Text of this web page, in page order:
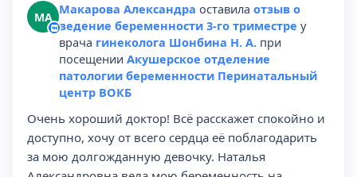
МА Макарова Александра оставила отзыв о
ведение беременности 3-го триместре у
врача гинеколога Шонбина Н. А. при
посещении Акушерское отделение
патологии беременности Перинатальный
центр ВОКБ
Очень хороший доктор! Всё расскажет спокойно и
доступно, хочу от всего сердца её поблагодарить
за мою долгожданную девочку. Наталья